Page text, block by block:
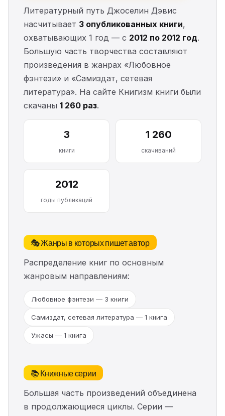
Литературный путь Джоселин Дэвис
насчитывает 3 опубликованных книги,
охватывающих 1 год — с 2012 по 2012 год.
Большую часть творчества составляют
произведения в жанрах «Любовное
фэнтези» и «Самиздат, сетевая
литература». На сайте Книгизм книги были
скачаны 1 260 раз.
3
книги
1 260
скачиваний
2012
годы публикаций
🎭 Жанры в которых пишет автор
Распределение книг по основным
жанровым направлениям:
Любовное фэнтези — 3 книги
Самиздат, сетевая литература — 1 книга
Ужасы — 1 книга
📚 Книжные серии
Большая часть произведений объединена
в продолжающиеся циклы. Серии —